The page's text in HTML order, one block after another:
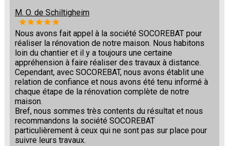
M. O. de Schiltigheim
Nous avons fait appel à la société SOCOREBAT pour
réaliser la rénovation de notre maison. Nous habitons
loin du chantier et il y a toujours une certaine
appréhension à faire réaliser des travaux à distance.
Cependant, avec SOCOREBAT, nous avons établit une
relation de confiance et nous avons été tenu informé à
chaque étape de la rénovation complète de notre
maison.
Bref, nous sommes très contents du résultat et nous
recommandons la société SOCOREBAT
particulièrement à ceux qui ne sont pas sur place pour
suivre leurs travaux.